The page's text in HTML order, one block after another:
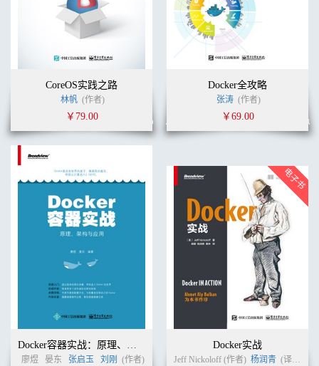
CoreOS实践之路
林帆 (作者)
￥79.00
Docker全攻略
张涛 (作者)
￥69.00
Docker容器实战：原理、架构与应用
廖煜 晏东 张启玉 刘刚 (作者)
Docker实战
Jeff Nickoloff (作者) 杨润青 (译者)